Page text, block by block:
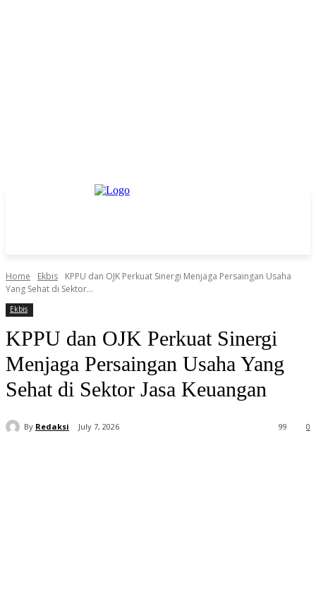
Home Ekbis
KPPU dan OJK Perkuat Sinergi Menjaga Persaingan Usaha
Yang Sehat di Sektor...
Ekbis
KPPU dan OJK Perkuat Sinergi
Menjaga Persaingan Usaha Yang
Sehat di Sektor Jasa Keuangan
By Redaksi July 7, 2026 0
99